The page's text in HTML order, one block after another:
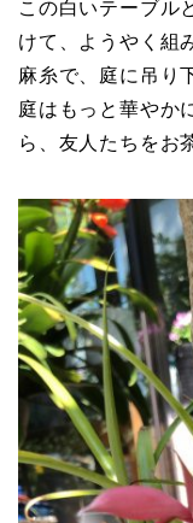
この白いテーブル
けて、ようやく組
麻糸で、庭に吊り
庭はもっと華やか
ら、友人たちをお